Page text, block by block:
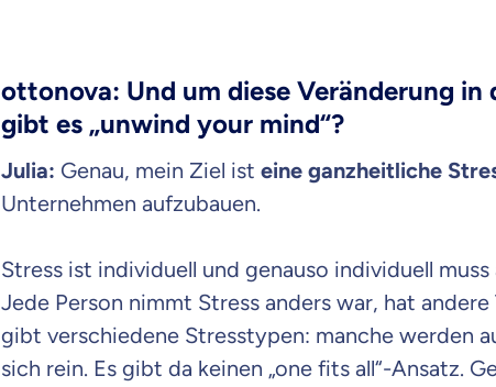
ottonova: Und um diese Veränderung
gibt es „unwind your mind“?
Julia: Genau, mein Ziel ist eine ganzheitliche
Unternehmen aufzubauen.
Stress ist individuell und genauso individuell
Jede Person nimmt Stress anders war, hat
gibt verschiedene Stresstypen: manche werden
sich rein. Es gibt da keinen „one fits all“-Ansatz.
Beamten